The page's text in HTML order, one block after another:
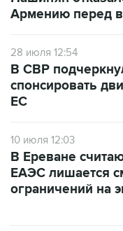
Армению перед
28 июля 12:54
В СВР
спонсировать
ЕС
10 июля 12:03
В Ереване
ЕАЭС лишается
ограничений на